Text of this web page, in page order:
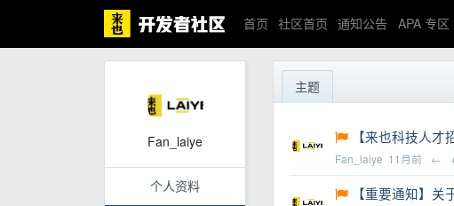
首页 社区首页 通知公告 APA 专区
Fan_laiye
个人资料
主题
【来也科技人
Fan_laiye 11月前 ←
【重要通知】